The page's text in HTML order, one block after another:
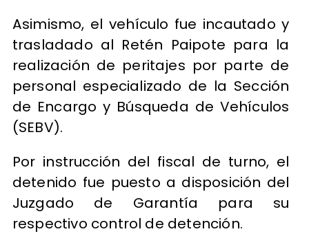
Asimismo, el vehículo fue incautado y
trasladado al Retén Paipote para la
realización de peritajes por parte de
personal especializado de la Sección
de Encargo y Búsqueda de Vehículos
(SEBV).
Por instrucción del fiscal de turno, el
detenido fue puesto a disposición del
Juzgado de Garantía para su
respectivo control de detención.